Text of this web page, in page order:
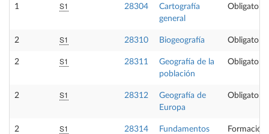
1 S1 28304
Cartografía
general
Obligatoria
2 S1 28310 Biogeografía Obligatoria
2 S1 28311
Geografía de la
población
Obligatoria
2 S1 28312
Geografía de
Europa
Obligatoria
2 S1 28314
Fundamentos
Formación